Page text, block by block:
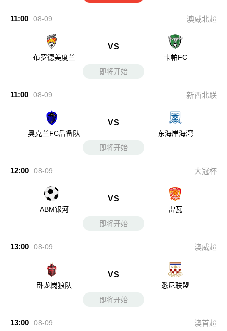
11:00 08-09 澳威北超
布罗德美度兰
VS
卡帕FC
即将开始
11:00 08-09 新西北联
奥克兰FC后备队
VS
东海岸海湾
即将开始
12:00 08-09 大冠杯
ABM银河
VS
雷瓦
即将开始
13:00 08-09 澳威超
卧龙岗狼队
VS
悉尼联盟
即将开始
13:00 08-09 澳首超